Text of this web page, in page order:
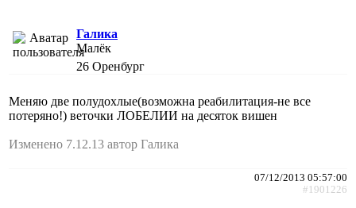
Галика
Малёк
26 Оренбург
Меняю две полудохлые(возможна реабилитация-не все
потеряно!) веточки ЛОБЕЛИИ на десяток вишен
Изменено 7.12.13 автор Галика
07/12/2013 05:57:00
#1901226